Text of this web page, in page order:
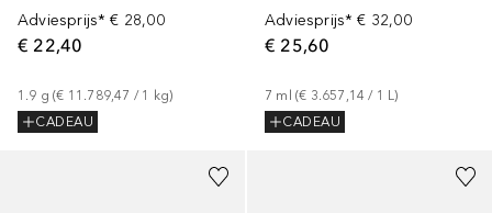
Adviesprijs* € 28,00
€ 22,40
1.9 g (€ 11.789,47 / 1 kg)
CADEAU
Adviesprijs* € 32,00
€ 25,60
7 ml (€ 3.657,14 / 1 L)
CADEAU